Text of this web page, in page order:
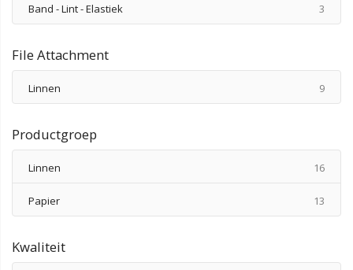
Band - Lint - Elastiek 3
File Attachment
Linnen 9
Productgroep
Linnen 16
Papier 13
Kwaliteit